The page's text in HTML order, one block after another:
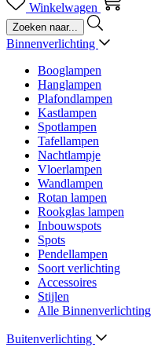
Winkelwagen
Binnenverlichting
Booglampen
Hanglampen
Plafondlampen
Kastlampen
Spotlampen
Tafellampen
Nachtlampje
Vloerlampen
Wandlampen
Rotan lampen
Rookglas lampen
Inbouwspots
Spots
Pendellampen
Soort verlichting
Accessoires
Stijlen
Alle Binnenverlichting
Buitenverlichting